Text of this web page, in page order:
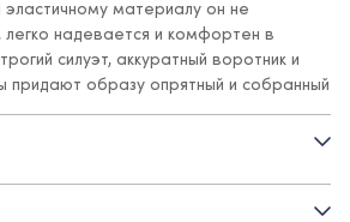
эластичному материалу он не
надевается и комфортен в
силуэт, аккуратный воротник и
придают образу опрятный и собранный
с рубашкой и брюками, подойдёт
торжественных случаев.